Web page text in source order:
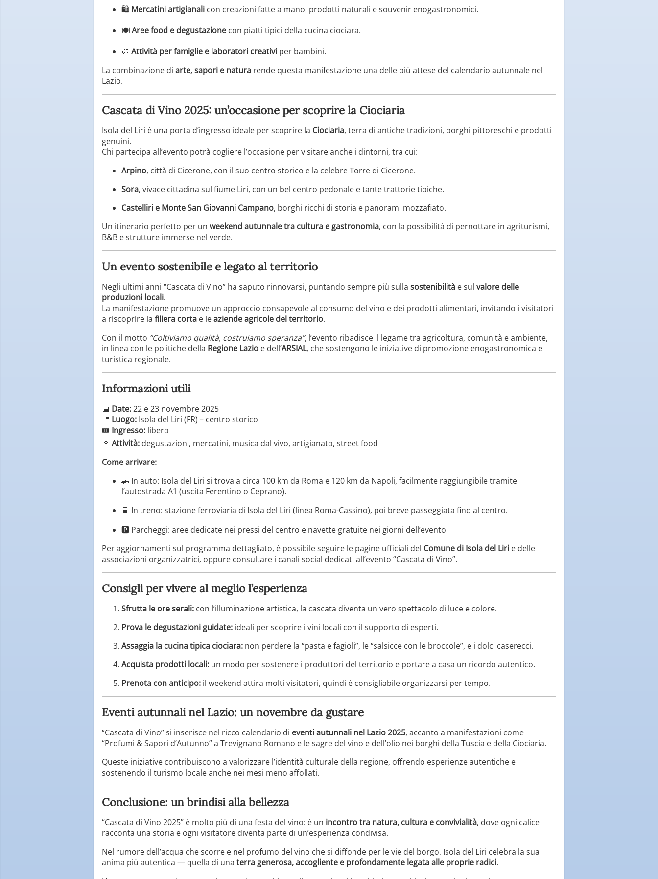
🛍️ Mercatini artigianali con creazioni fatte a mano, prodotti naturali e souvenir enogastronomici.
🍽️Aree food e degustazione con piatti tipici della cucina ciociara.
🎨 Attività per famiglie e laboratori creativi per bambini.
La combinazione di arte, sapori e natura rende questa manifestazione una delle più attese del calendario autunnale nel
Lazio.
Cascata di Vino 2025: un’occasione per scoprire la Ciociaria
Isola del Liri è una porta d’ingresso ideale per scoprire la Ciociaria, terra di antiche tradizioni, borghi pittoreschi e prodotti
genuini.
Chi partecipa all’evento potrà cogliere l’occasione per visitare anche i dintorni, tra cui:
Arpino, città di Cicerone, con il suo centro storico e la celebre Torre di Cicerone.
Sora, vivace cittadina sul fiume Liri, con un bel centro pedonale e tante trattorie tipiche.
Castelliri e Monte San Giovanni Campano, borghi ricchi di storia e panorami mozzafiato.
Un itinerario perfetto per un weekend autunnale tra cultura e gastronomia, con la possibilità di pernottare in agriturismi,
B&B e strutture immerse nel verde.
Un evento sostenibile e legato al territorio
Negli ultimi anni “Cascata di Vino” ha saputo rinnovarsi, puntando sempre più sulla sostenibilità e sul valore delle
produzioni locali.
La manifestazione promuove un approccio consapevole al consumo del vino e dei prodotti alimentari, invitando i visitatori
a riscoprire la filiera corta e leaziende agricole del territorio.
Con il motto “Coltiviamo qualità, costruiamo speranza”, l’evento ribadisce il legame tra agricoltura, comunità e ambiente,
in linea con le politiche della Regione Lazio e dell’ARSIAL, che sostengono le iniziative di promozione enogastronomica e
turistica regionale.
Informazioni utili
📅 Date:22 e 23 novembre 2025
📍 Luogo: Isola del Liri (FR) – centro storico
🎟️ Ingresso: libero
🍷 Attività: degustazioni, mercatini, musica dal vivo, artigianato, street food
Come arrivare:
🚗 In auto: Isola del Liri si trova a circa 100 km da Roma e 120 km da Napoli, facilmente raggiungibile tramite
l’autostrada A1 (uscita Ferentino o Ceprano).
🚆 In treno: stazione ferroviaria di Isola del Liri (linea Roma-Cassino), poi breve passeggiata fino al centro.
🅿️ Parcheggi: aree dedicate nei pressi del centro e navette gratuite nei giorni dell’evento.
Per aggiornamenti sul programma dettagliato, è possibile seguire le pagine ufficiali del Comune di Isola del Liri e delle
associazioni organizzatrici, oppure consultare i canali social dedicati all’evento “Cascata di Vino”.
Consigli per vivere al meglio l’esperienza
Sfrutta le ore serali: con l’illuminazione artistica, la cascata diventa un vero spettacolo di luce e colore.
Prova le degustazioni guidate: ideali per scoprire i vini locali con il supporto di esperti.
Assaggia la cucina tipica ciociara: non perdere la “pasta e fagioli”, le “salsicce con le broccole”, e i dolci caserecci.
Acquista prodotti locali: un modo per sostenere i produttori del territorio e portare a casa un ricordo autentico.
Prenota con anticipo: il weekend attira molti visitatori, quindi è consigliabile organizzarsi per tempo.
Eventi autunnali nel Lazio: un novembre da gustare
“Cascata di Vino” si inserisce nel ricco calendario di eventi autunnali nel Lazio 2025, accanto a manifestazioni come
“Profumi & Sapori d’Autunno” a Trevignano Romano e le sagre del vino e dell’olio nei borghi della Tuscia e della Ciociaria.
Queste iniziative contribuiscono a valorizzare l’identità culturale della regione, offrendo esperienze autentiche e
sostenendo il turismo locale anche nei mesi meno affollati.
Conclusione: un brindisi alla bellezza
“Cascata di Vino 2025” è molto più di una festa del vino: è un incontro tra natura, cultura e convivialità, dove ogni calice
racconta una storia e ogni visitatore diventa parte di un’esperienza condivisa.
Nel rumore dell’acqua che scorre e nel profumo del vino che si diffonde per le vie del borgo, Isola del Liri celebra la sua
anima più autentica — quella di una terra generosa, accogliente e profondamente legata alle proprie radici.